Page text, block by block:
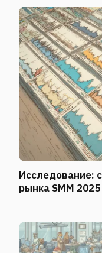
Исследование:
рынка SMM 2025